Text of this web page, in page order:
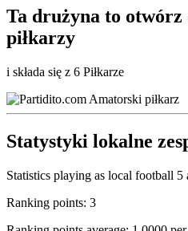
Ta drużyna to otwórz
piłkarzy
i składa się z 6 Piłkarze
Statystyki lokalne
Statistics playing as local football 5
Ranking points: 3